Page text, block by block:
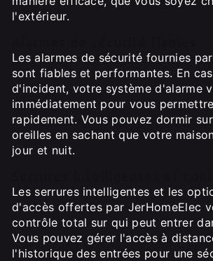
l'extérieur.
Les alarmes de sécurité fournies
sont fiables et performantes. En
d'incident, votre système d'alarme
immédiatement pour vous
rapidement. Vous pouvez dormir
oreilles en sachant que votre
jour et nuit.
Les serrures intelligentes et les
d'accès offertes par JerHomeElec
contrôle total sur qui peut entrer
Vous pouvez gérer l'accès à
l'historique des entrées pour une